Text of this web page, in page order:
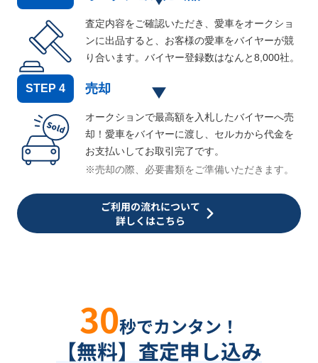
査定内容をご確認いただき、愛車をオークショ
ンに出品すると、お客様の愛車をバイヤーが競
り合います。バイヤー登録数はなんと8,000社。
STEP 4 売却
オークションで最高額を入札したバイヤーへ売
却！愛車をバイヤーに渡し、セルカから代金を
お支払いしてお取引完了です。
※売却の際、必要書類をご準備いただきます。
ご利用の流れについて
詳しくはこちら
30秒でカンタン！
【無料】査定申し込み